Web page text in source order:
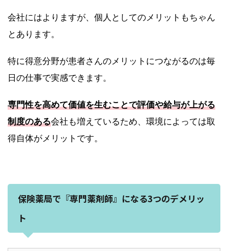
会社にはよりますが、個人としてのメリットもちゃん
とあります。
特に得意分野が患者さんのメリットにつながるのは毎
日の仕事で実感できます。
専門性を高めて価値を生むことで評価や給与が上がる
制度のある会社も増えているため、環境によっては取
得自体がメリットです。
保険薬局で『専門薬剤師』になる3つのデメリッ
ト